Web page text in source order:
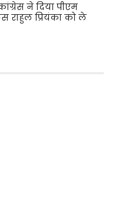
ने दिया पीएम
राहुल प्रियंका को ले